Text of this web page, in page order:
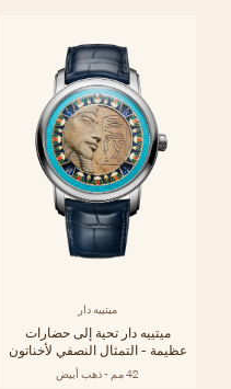
ميتييه دار
ميتييه دار تحية إلى حضارات
عظيمة - التمثال النصفي لأخناتون
42 مم - ذهب أبيض